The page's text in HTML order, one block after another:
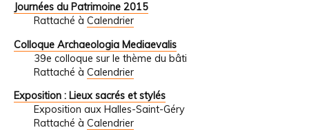
Journées du Patrimoine 2015
Rattaché à Calendrier
Colloque Archaeologia Mediaevalis
39e colloque sur le thème du bâti
Rattaché à Calendrier
Exposition : Lieux sacrés et stylés
Exposition aux Halles-Saint-Géry
Rattaché à Calendrier